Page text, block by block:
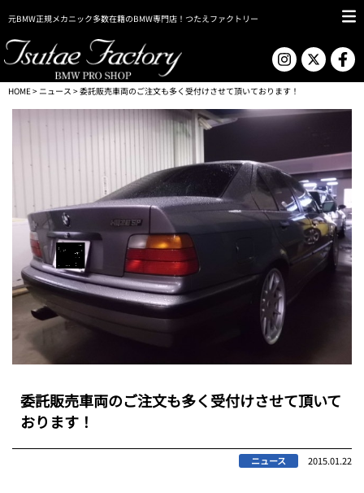
元BMW正規メカニック多数在籍のBMW専門店！つたえファクトリー
HOME> ニュース > 委託販売車両のご注文も多く受付けさせて頂いております！
委託販売車両のご注文も多く受付けさせて頂いて
おります！
ニュース 2015.01.22